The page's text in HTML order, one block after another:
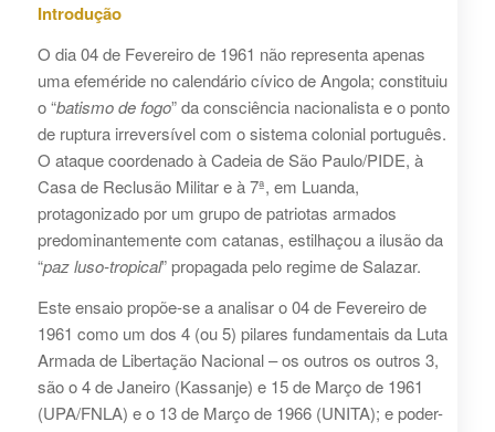
Introdução
O dia 04 de Fevereiro de 1961 não representa apenas
uma efeméride no calendário cívico de Angola; constituiu
o “batismo de fogo” da consciência nacionalista e o ponto
de ruptura irreversível com o sistema colonial português.
O ataque coordenado à Cadeia de São Paulo/PIDE, à
Casa de Reclusão Militar e à 7ª, em Luanda,
protagonizado por um grupo de patriotas armados
predominantemente com catanas, estilhaçou a ilusão da
“paz luso-tropical” propagada pelo regime de Salazar.
Este ensaio propõe-se a analisar o 04 de Fevereiro de
1961 como um dos 4 (ou 5) pilares fundamentais da Luta
Armada de Libertação Nacional – os outros os outros 3,
são o 4 de Janeiro (Kassanje) e 15 de Março de 1961
(UPA/FNLA) e o 13 de Março de 1966 (UNITA); e poder-